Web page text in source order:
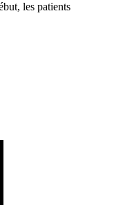
les patients